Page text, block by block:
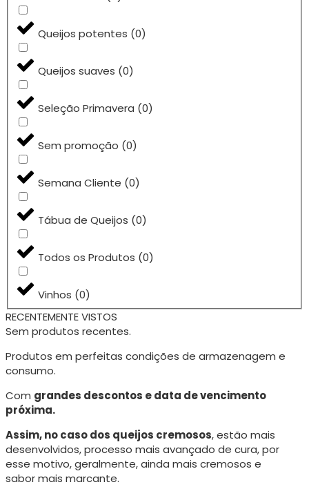
Queijos potentes (0)
Queijos suaves (0)
Seleção Primavera (0)
Sem promoção (0)
Semana Cliente (0)
Tábua de Queijos (0)
Todos os Produtos (0)
Vinhos (0)
RECENTEMENTE VISTOS
Sem produtos recentes.
Produtos em perfeitas condições de armazenagem e
consumo.
Com grandes descontos e data de vencimento
próxima.
Assim, no caso dos queijos cremosos, estão mais
desenvolvidos, processo mais avançado de cura, por
esse motivo, geralmente, ainda mais cremosos e
sabor mais marcante.